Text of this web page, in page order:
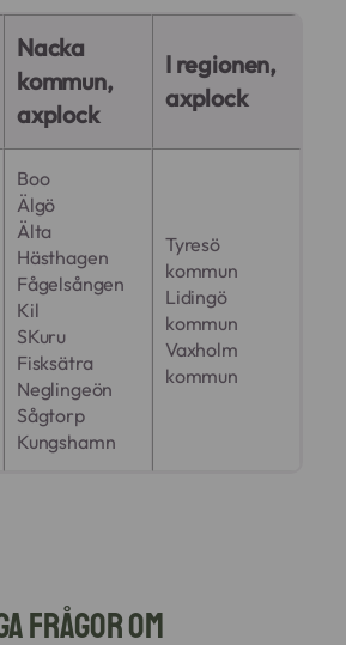
Nacka
kommun,
axplock
I regionen,
axplock
Boo
Älgö
Älta
Hästhagen
Fågelsången
Kil
SKuru
Fisksätra
Neglingeön
Sågtorp
Kungshamn
Tyresö
kommun
Lidingö
kommun
Vaxholm
kommun
frågor om